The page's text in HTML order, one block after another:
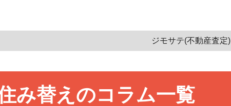
ジモサテ(不動産査定)
み替え のコラム一覧